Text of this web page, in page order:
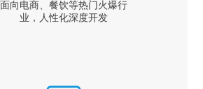
面向电商、餐饮等热门火爆行
业，人性化深度开发